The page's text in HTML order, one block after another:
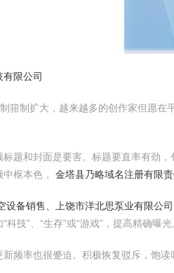
有限公司
箝制扩大，越来越多的创作家但愿
题和封面是要害。标题要直率有劲，
枢本色， 金塔县乃略域名注册有限责
设备销售、上饶市洋北思泵业有限公司
科技”、“生存”或“游戏”，提高精确曝光
新频率也很蹙迫。积极恢复驳斥，饱